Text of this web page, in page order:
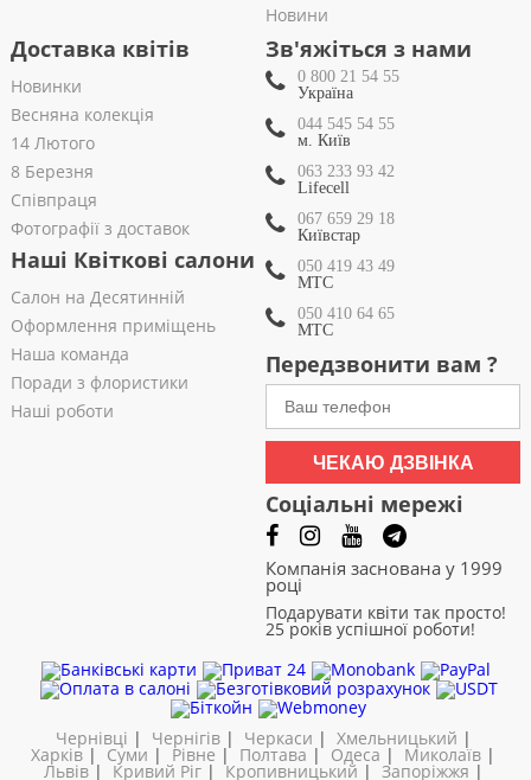
Новини
Доставка квітів
Новинки
Весняна колекція
14 Лютого
8 Березня
Співпраця
Фотографії з доставок
Наші Квіткові салони
Салон на Десятинній
Оформлення приміщень
Наша команда
Поради з флористики
Наші роботи
Зв'яжіться з нами
0 800 21 54 55
Україна
044 545 54 55
м. Київ
063 233 93 42
Lifecell
067 659 29 18
Київстар
050 419 43 49
МТС
050 410 64 65
МТС
Передзвонити вам ?
ЧЕКАЮ ДЗВІНКА
Соціальні мережі
Компанія заснована у 1999
році
Подарувати квіти так просто!
25 років успішної роботи!
Чернівці | Чернігів| Черкаси | Хмельницький |
Харків | Суми | Рівне | Полтава | Одеса | Миколаїв |
Львів| Кривий Ріг|Кропивницький | Запоріжжя |